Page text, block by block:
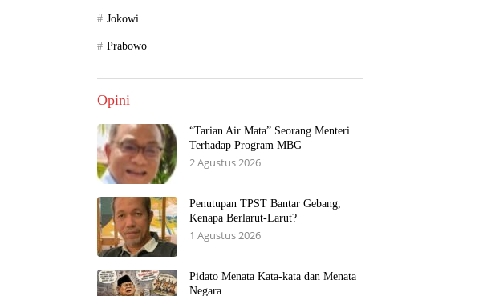
Jokowi
Prabowo
Opini
“Tarian Air Mata” Seorang Menteri
Terhadap Program MBG
2 Agustus 2026
Penutupan TPST Bantar Gebang,
Kenapa Berlarut-Larut?
1 Agustus 2026
Pidato Menata Kata-kata dan Menata
Negara